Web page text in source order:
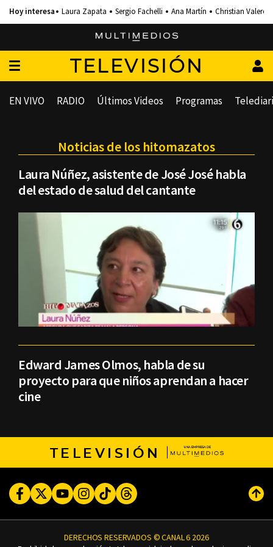
Laura Zapata Sergio Fachelli Ana Martín Christian Valero
TELEVISIÓN
EN VIVO RADIO Últimos Videos Programas
Noticias de los hitomazatos
Laura Núñez, asistente de José José habla
del estado de salud del cantante
Edward James Olmos, habla de su
proyecto para que niños aprendan a hacer
cine
TELEVISIÓN
FacebookTwitterYoutubeInstagram
TikTokThreads
DERECHOS RESERVADOS © CANAL 6 2026